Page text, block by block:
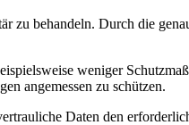
zu behandeln. Durch die
weniger
angemessen zu schützen.
Daten den